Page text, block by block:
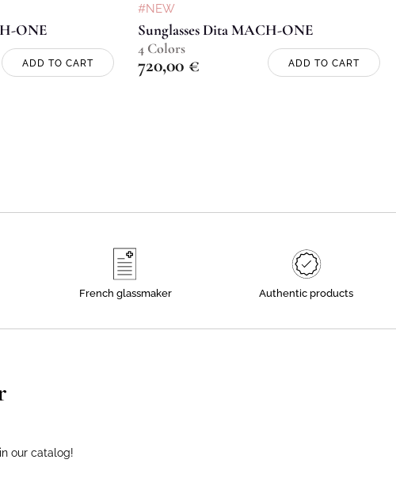
ONE
ADD TO CART
#NEW
Sunglasses Dita MACH-ONE
4 Colors
720,00 € ADD TO CART
French glassmaker Authentic products
our catalog!